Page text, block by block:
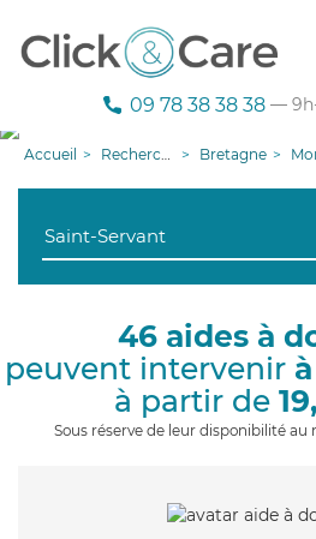
09 78 38 38 38 —
Accueil Recherche aide à domicile Bretagne
46 aides à
peuvent intervenir
à partir de
Sous réserve de leur disponibilité